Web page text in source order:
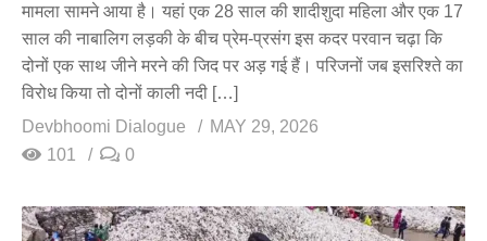
मामला सामने आया है। यहां एक 28 साल की शादीशुदा महिला और एक 17
साल की नाबालिग लड़की के बीच प्रेम-प्रसंग इस कदर परवान चढ़ा कि
दोनों एक साथ जीने मरने की जिद पर अड़ गई हैं। परिजनों जब इसरिश्ते का
विरोध किया तो दोनों काली नदी […]
Devbhoomi Dialogue
MAY 29, 2026
101
0